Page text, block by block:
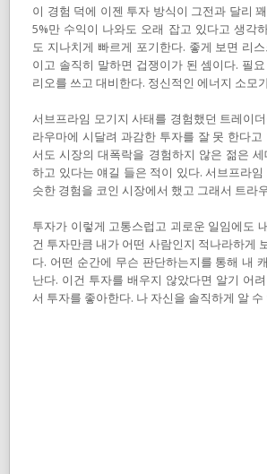
이 경험 덕에 이젠 투자 방식이 그전과 달리
5%만 수익이 나와도 오래 잡고 있다고 생각
도 지나치게 빠르게 포기한다. 좋게 보면 리
이고 솔직히 말하면 겁쟁이가 된 셈이다. 필
리오를 쓰고 대비한다. 정신적인 에너지 소모
서브프라임 모기지 사태를 경험했던 트레이
라우마에 시달려 과감한 투자를 잘 못 한다고
서도 시장의 대폭락을 경험하지 않은 젊은
하고 있다는 얘길 들은 적이 있다. 서브프라
슷한 경험을 코인 시장에서 했고 그래서 트라
투자가 이렇게 고통스럽고 괴로운 일임에도
건 투자만큼 내가 어떤 사람인지 적나라하게
다. 어떤 순간에 무슨 판단하는지를 통해 내
난다. 이건 투자를 배우지 않았다면 알기 어
서 투자를 좋아한다. 나 자신을 솔직하게 알 수